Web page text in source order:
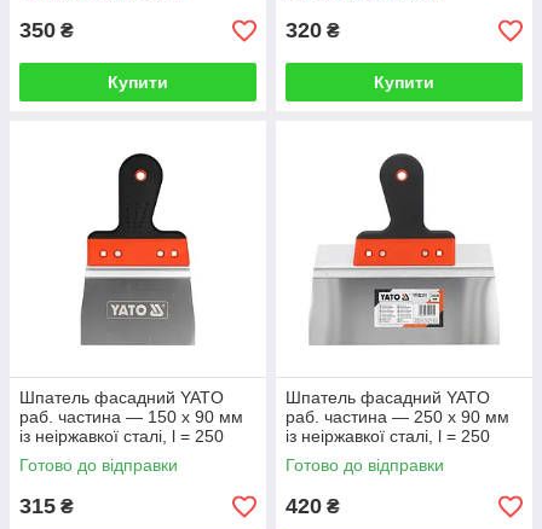
350 ₴
Купити
320 ₴
Купити
Шпатель фасадний YATO
раб. частина — 150 х 90 мм
із неіржавкої сталі, l = 250
мм, двокомпонентна ручка
Готово до відправки
315 ₴
Шпатель фасадний YATO
раб. частина — 250 х 90 мм
із неіржавкої сталі, l = 250
мм, двокомпонентна ручка
Готово до відправки
420 ₴